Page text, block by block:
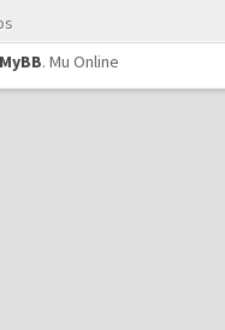
MyBB. Mu Online